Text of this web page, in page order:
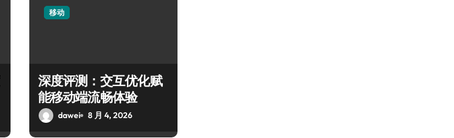
移动
深度评测：交互优化赋
能移动端流畅体验
dawei 8 月 4, 2026